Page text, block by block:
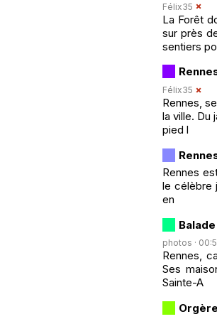
Félix35
La Forêt
sur près
sentiers
Félix35
Rennes,
la ville. Du
pied l
Rennes
le célèbre
en
photos ·
Rennes,
Ses
Sainte-A